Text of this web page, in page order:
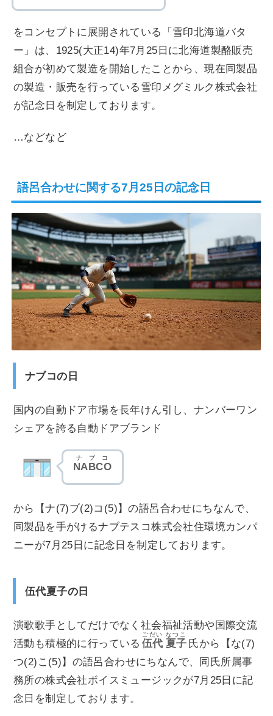
をコンセプトに展開されている「雪印北海道バタ
ー」は、1925(大正14)年7月25日に北海道製酪販売
組合が初めて製造を開始したことから、現在同製品
の製造・販売を行っている雪印メグミルク株式会社
が記念日を制定しております。
…などなど
語呂合わせに関する7月25日の記念日
ナブコの日
国内の自動ドア市場を長年けん引し、ナンバーワン
シェアを誇る自動ドアブランド
NABCO
ナブコ
から【ナ(7)ブ(2)コ(5)】の語呂合わせにちなんで、
同製品を手がけるナブテスコ株式会社住環境カンパ
ニーが7月25日に記念日を制定しております。
伍代夏子の日
演歌歌手としてだけでなく社会福祉活動や国際交流
活動も積極的に行っている 伍代
ごだい
夏子
なつこ
氏から【な(7)
つ(2)こ(5)】の語呂合わせにちなんで、同氏所属事
務所の株式会社ボイスミュージックが7月25日に記
念日を制定しております。